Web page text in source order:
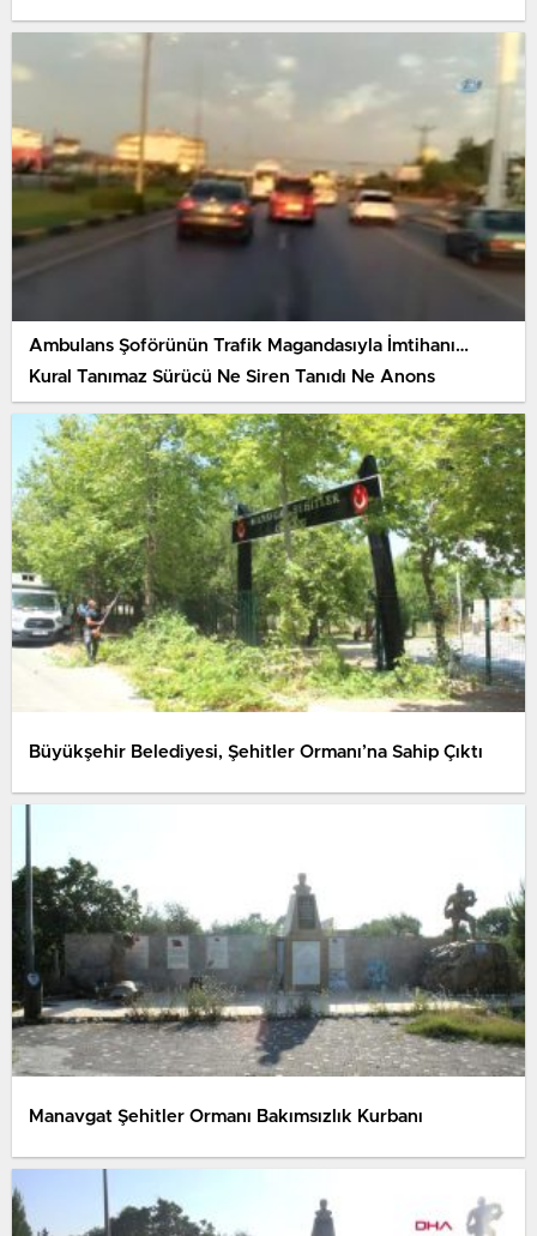
Ambulans Şoförünün Trafik Magandasıyla İmtihanı…
Kural Tanımaz Sürücü Ne Siren Tanıdı Ne Anons
Büyükşehir Belediyesi, Şehitler Ormanı’na Sahip Çıktı
Manavgat Şehitler Ormanı Bakımsızlık Kurbanı